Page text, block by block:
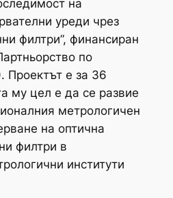
на
уреди чрез
филтри”, финансиран
по
Проектът е за 36
му цел е да се развие
метрологичен
на оптична
филтри в
институти